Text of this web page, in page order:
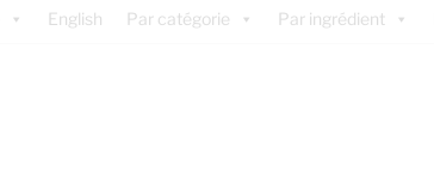
English Par catégorie Par ingrédient